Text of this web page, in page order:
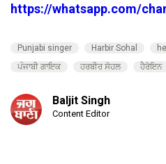
https://whatsapp.com/
Punjabi singer Harbir Sohal
ਪੰਜਾਬੀ ਗਾਇਕ
ਹਰਬੀਰ ਸੋਹਲ ਹੈਰੋਇਨ
Baljit Singh
Content Editor